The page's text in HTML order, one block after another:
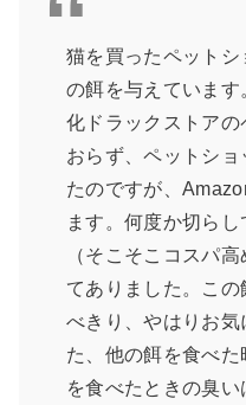
猫を買ったペットシ
の餌を与えていま
化ドラックストアの
おらず、ペットシ
たのですが、
ます。何度か切ら
（そこそこコスパ
てありました。こ
べきり、やはりお気
た、他の餌を食べ
を食べたときの臭い